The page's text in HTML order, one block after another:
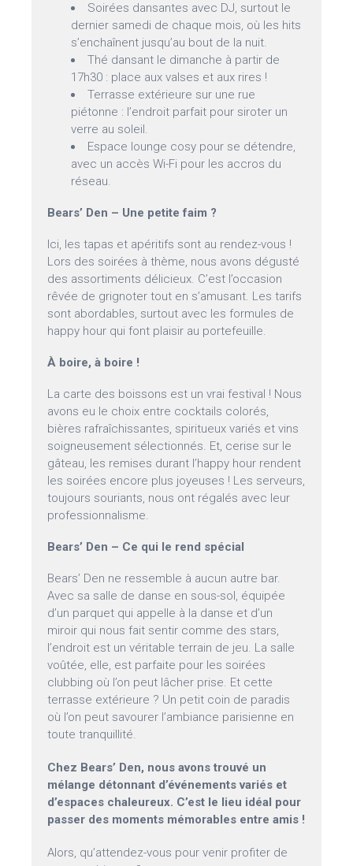
Soirées dansantes avec DJ, surtout le
dernier samedi de chaque mois, où les hits
s’enchaînent jusqu’au bout de la nuit.
Thé dansant le dimanche à partir de
17h30 : place aux valses et aux rires !
Terrasse extérieure sur une rue
piétonne : l’endroit parfait pour siroter un
verre au soleil.
Espace lounge cosy pour se détendre,
avec un accès Wi-Fi pour les accros du
réseau.
Bears’ Den – Une petite faim ?
Ici, les tapas et apéritifs sont au rendez-vous !
Lors des soirées à thème, nous avons dégusté
des assortiments délicieux. C’est l’occasion
rêvée de grignoter tout en s’amusant. Les tarifs
sont abordables, surtout avec les formules de
happy hour qui font plaisir au portefeuille.
À boire, à boire !
La carte des boissons est un vrai festival ! Nous
avons eu le choix entre cocktails colorés,
bières rafraîchissantes, spiritueux variés et vins
soigneusement sélectionnés. Et, cerise sur le
gâteau, les remises durant l’happy hour rendent
les soirées encore plus joyeuses ! Les serveurs,
toujours souriants, nous ont régalés avec leur
professionnalisme.
Bears’ Den – Ce qui le rend spécial
Bears’ Den ne ressemble à aucun autre bar.
Avec sa salle de danse en sous-sol, équipée
d’un parquet qui appelle à la danse et d’un
miroir qui nous fait sentir comme des stars,
l’endroit est un véritable terrain de jeu. La salle
voûtée, elle, est parfaite pour les soirées
clubbing où l’on peut lâcher prise. Et cette
terrasse extérieure ? Un petit coin de paradis
où l’on peut savourer l’ambiance parisienne en
toute tranquillité.
Chez Bears’ Den, nous avons trouvé un
mélange détonnant d’événements variés et
d’espaces chaleureux. C’est le lieu idéal pour
passer des moments mémorables entre amis !
Alors, qu’attendez-vous pour venir profiter de